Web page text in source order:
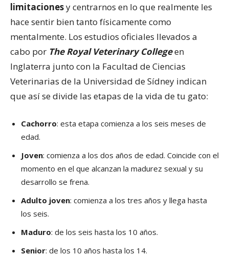
limitacionesy centrarnos en lo que realmente les
hace sentir bien tanto físicamente como
mentalmente. Los estudios oficiales llevados a
cabo por The Royal Veterinary Collegeen
Inglaterra junto con la Facultad de Ciencias
Veterinarias de la Universidad de Sídney indican
que así se divide las etapas de la vida de tu gato:
Cachorro: esta etapa comienza a los seis meses de
edad.
Joven: comienza a los dos años de edad. Coincide con el
momento en el que alcanzan la madurez sexual y su
desarrollo se frena.
Adulto joven: comienza a los tres años y llega hasta
los seis.
Maduro: de los seis hasta los 10 años.
Senior: de los 10 años hasta los 14.